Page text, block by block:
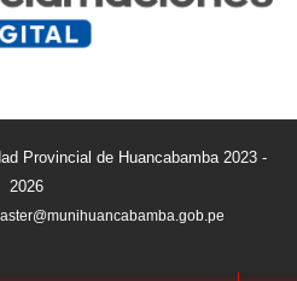
Provincial de Huancabamba 2023 -
2026